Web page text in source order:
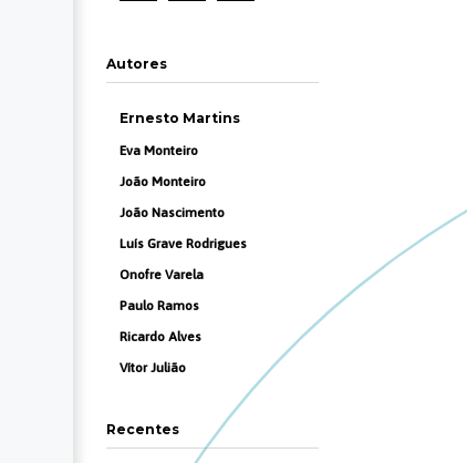
Autores
Ernesto Martins
Eva Monteiro
João Monteiro
João Nascimento
Luís Grave Rodrigues
Onofre Varela
Paulo Ramos
Ricardo Alves
Vítor Julião
Recentes